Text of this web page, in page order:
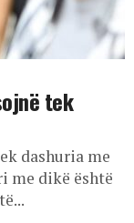
tek
dashuria me
me dikë është